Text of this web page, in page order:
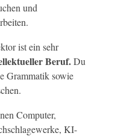
und
ist ein sehr
Beruf.Du
Grammatik sowie
Computer,
KI-